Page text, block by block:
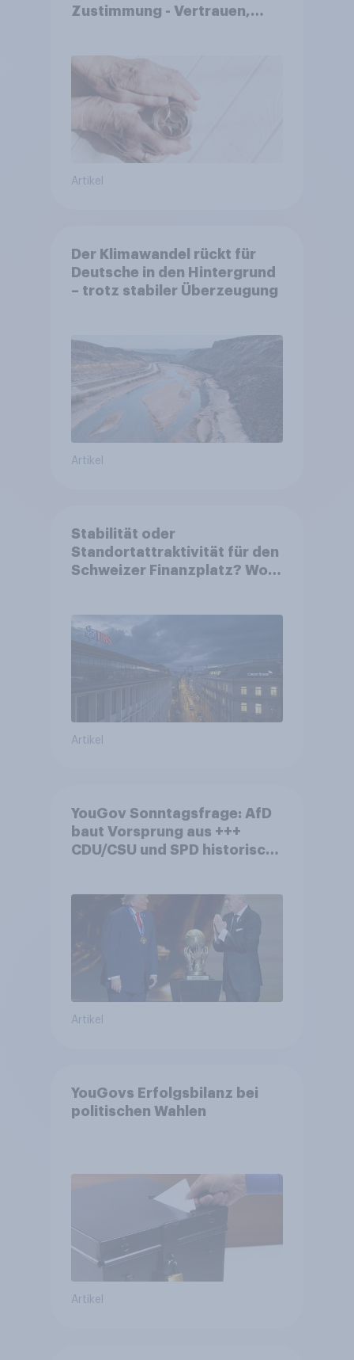
Zustimmung - Vertrauen,
Akzeptanz
Artikel
Der Klimawandel rückt für
Deutsche in den Hintergrund
– trotz stabiler Überzeugung
Artikel
Stabilität oder
Standortattraktivität für den
Schweizer Finanzplatz? Wo
von Grossbanken steht
Artikel
YouGov Sonntagsfrage: AfD
baut Vorsprung aus +++
CDU/CSU und SPD historisch
Fußball-WM ohne Politik
Artikel
YouGovs Erfolgsbilanz bei
politischen Wahlen
Artikel